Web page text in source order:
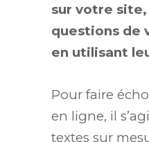
sur votre
questions de
en utilisant
Pour faire
en ligne, il
textes sur